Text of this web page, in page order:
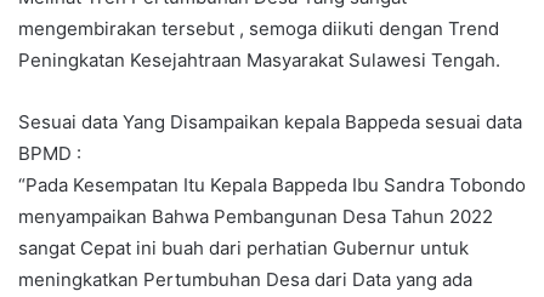
mengembirakan tersebut , semoga diikuti dengan Trend
Peningkatan Kesejahtraan Masyarakat Sulawesi Tengah.
Sesuai data Yang Disampaikan kepala Bappeda sesuai data
BPMD :
“Pada Kesempatan Itu Kepala Bappeda Ibu Sandra Tobondo
menyampaikan Bahwa Pembangunan Desa Tahun 2022
sangat Cepat ini buah dari perhatian Gubernur untuk
meningkatkan Pertumbuhan Desa dari Data yang ada